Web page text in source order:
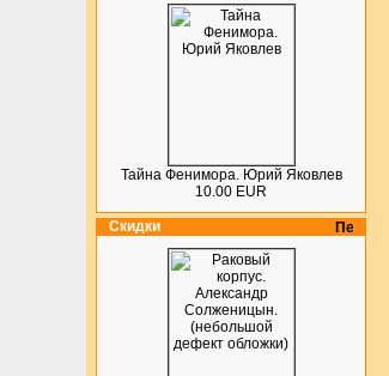
Тайна Фенимора. Юрий Яковлев
10.00 EUR
Скидки